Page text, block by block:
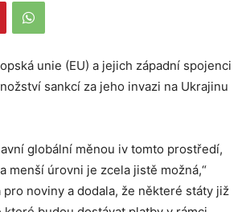
unie (EU) a jejich západní spojenci
sankcí za jeho invazi na Ukrajinu
globální měnou iv tomto prostředí,
menší úrovni je zcela jistě možná,“
pro noviny a dodala, že některé státy již